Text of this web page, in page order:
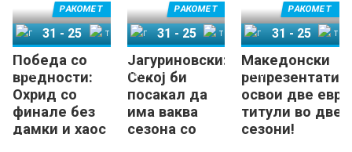
Победа со
вредности:
Охрид со
финале без
дамки и хаос
РАКОМЕТ
ГРК Охрид
31 - 25
Јагуриновски:
Секој би
посакал да
има ваква
сезона со
РАКОМЕТ
ГРК Охрид
31 - 25
Татабања
Македонски
освои две
титули во две
сезони!
РАКОМЕТ
ГРК Охрид
31 - 25